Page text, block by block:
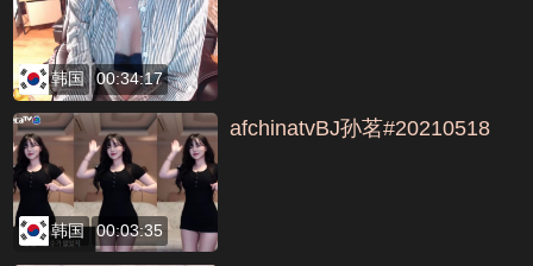
韩国 00:34:17
韩国 00:03:35
afchinatvBJ孙茗#20210518